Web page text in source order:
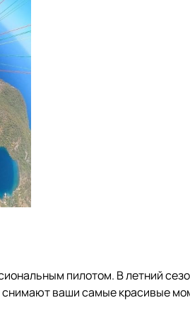
пилотом. В летний
снимают ваши самые красивые